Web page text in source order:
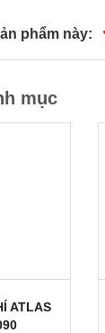
phẩm này:
mục
ATLAS